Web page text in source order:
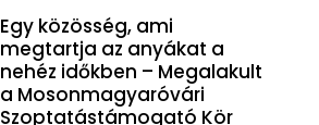
Egy közösség, ami
megtartja az anyákat a
nehéz időkben – Megalakult
a Mosonmagyaróvári
Szoptatástámogató Kör